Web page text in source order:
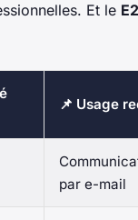
Et le
📌 Usage
par e-mail